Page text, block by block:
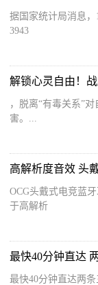
据国家统计局消息
3943
解锁心灵自由！
，脱离“有毒关系”
害。...
高解析度音效 头
OCG头戴式电竞蓝
于高解析
最快40分钟直达
最快40分钟直达两